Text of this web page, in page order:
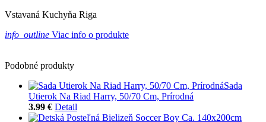
Vstavaná Kuchyňa Riga
info_outline Viac info o produkte
Podobné produkty
Sada
Utierok Na Riad Harry, 50/70 Cm, Prírodná
3.99 € Detail